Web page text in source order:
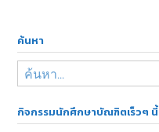
ค้นหา
กิจกรรมนักศึกษาบัณฑิตเร็วๆ นี้